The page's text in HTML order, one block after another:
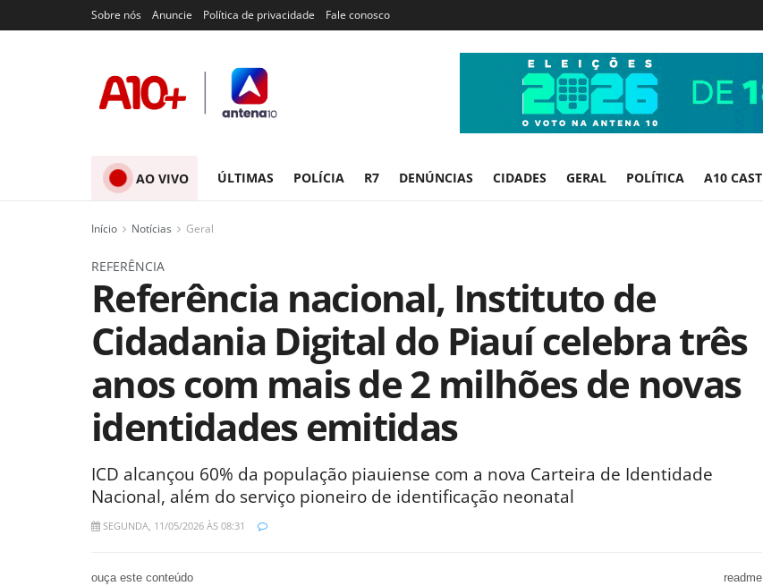
Sobre nós Anuncie Política de privacidade Fale conosco
AO VIVO ÚLTIMAS POLÍCIA R7 DENÚNCIAS CIDADES GERAL POLÍTICA A10 CAST
Início Notícias Geral
REFERÊNCIA
Referência nacional, Instituto de
Cidadania Digital do Piauí celebra três
anos com mais de 2 milhões de novas
identidades emitidas
ICD alcançou 60% da população piauiense com a nova Carteira de Identidade
Nacional, além do serviço pioneiro de identificação neonatal
SEGUNDA, 11/05/2026 ÀS 08:31
ouça este conteúdo readme